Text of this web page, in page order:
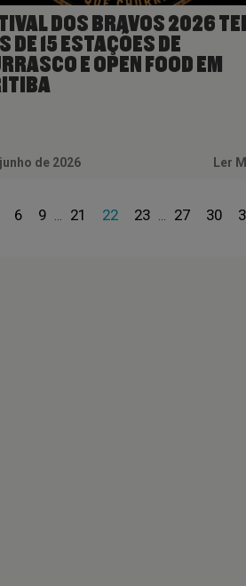
DOS BRAVOS 2026
DE 15 ESTAÇÕES DE
E OPEN FOOD EM
de 2026 Ler
6 9 21 22 23 27 30